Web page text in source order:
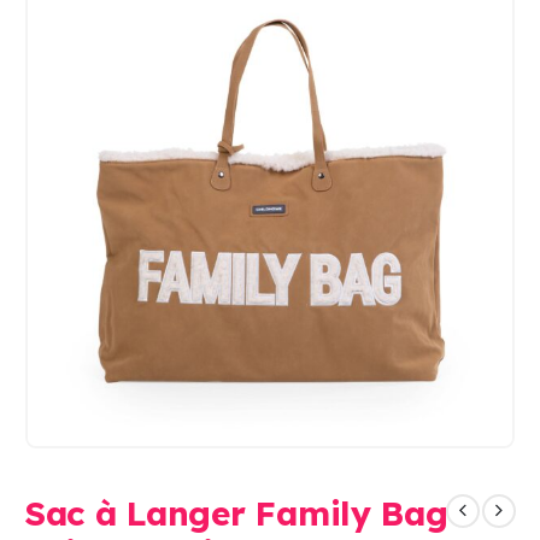
Sac à Langer Family Bag